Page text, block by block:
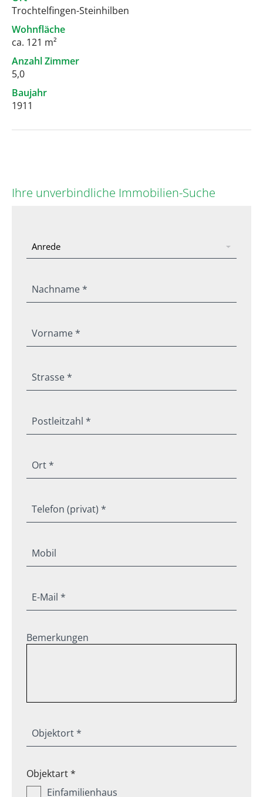
Trochtelfingen-Steinhilben
Wohnfläche
ca. 121 m²
Anzahl Zimmer
5,0
Baujahr
1911
Ihre unverbindliche Immobilien-Suche
Nachname *
Vorname *
Strasse *
Postleitzahl *
Ort *
Telefon (privat) *
Mobil
E-Mail *
Bemerkungen
Objektort *
Objektart *
Einfamilienhaus